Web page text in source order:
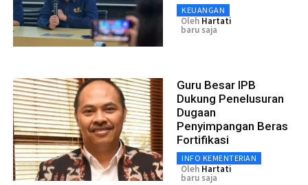
KEUANGAN
Oleh Hartati
baru saja
Guru Besar IPB
Dukung Penelusuran
Dugaan
Penyimpangan Beras
Fortifikasi
INFO KEMENTERIAN
Oleh Hartati
baru saja